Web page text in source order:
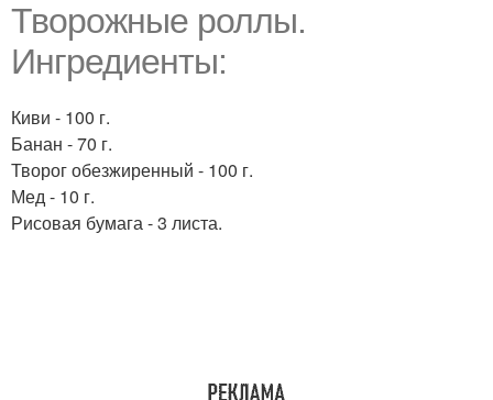
Творожные роллы.
Ингредиенты:
Киви - 100 г.
Банан - 70 г.
Творог обезжиренный - 100 г.
Мед - 10 г.
Рисовая бумага - 3 листа.